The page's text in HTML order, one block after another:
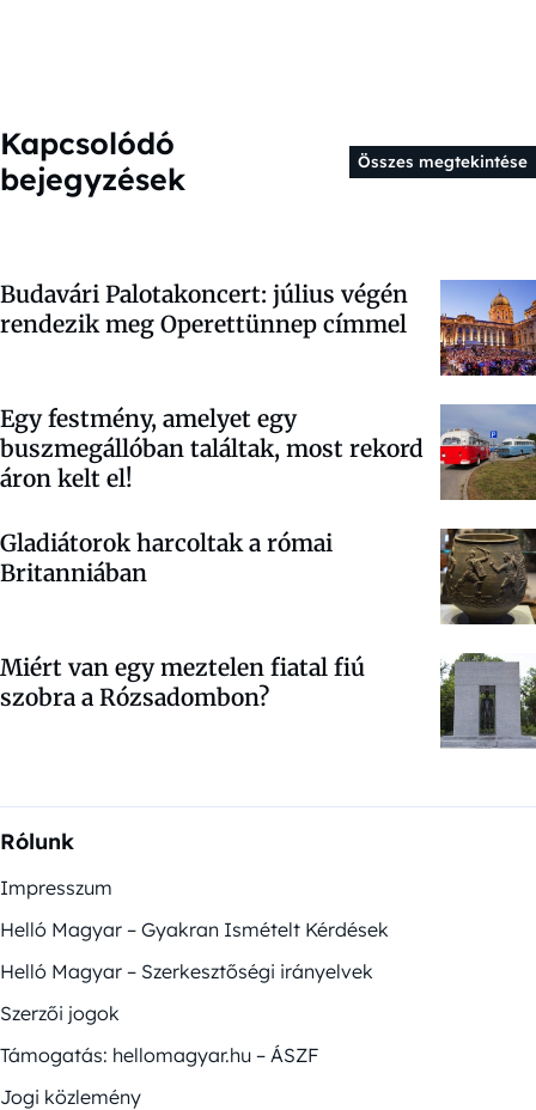
Kapcsolódó
bejegyzések
Összes megtekintése
Budavári Palotakoncert: július végén
rendezik meg Operettünnep címmel
Egy festmény, amelyet egy
buszmegállóban találtak, most rekord
áron kelt el!
Gladiátorok harcoltak a római
Britanniában
Miért van egy meztelen fiatal fiú
szobra a Rózsadombon?
Rólunk
Impresszum
Helló Magyar – Gyakran Ismételt Kérdések
Helló Magyar – Szerkesztőségi irányelvek
Szerzői jogok
Támogatás: hellomagyar.hu – ÁSZF
Jogi közlemény